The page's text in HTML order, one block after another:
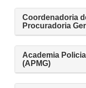
Coordenadoria
Procuradoria
Academia
(APMG)